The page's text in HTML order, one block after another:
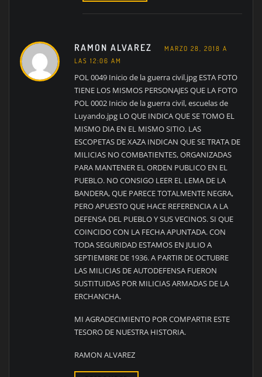
RAMON ALVAREZ
MARZO 28, 2018 A
LAS 12:06 AM
POL 0049 Inicio de la guerra civil.jpg ESTA FOTO
TIENE LOS MISMOS PERSONAJES QUE LA FOTO
POL 0002 Inicio de la guerra civil, escuelas de
Luyando.jpg LO QUE INDICA QUE SE TOMO EL
MISMO DIA EN EL MISMO SITIO. LAS
ESCOPETAS DE XAZA INDICAN QUE SE TRATA DE
MILICIAS NO COMBATIENTES, ORGANIZADAS
PARA MANTENER EL ORDEN PUBLICO EN EL
PUEBLO. NO CONSIGO LEER EL LEMA DE LA
BANDERA, QUE PARECE TOTALMENTE NEGRA,
PERO APUESTO QUE HACE REFERENCIA A LA
DEFENSA DEL PUEBLO Y SUS VECINOS. SI QUE
COINCIDO CON LA FECHA APUNTADA. CON
TODA SEGURIDAD ESTAMOS EN JULIO A
SEPTIEMBRE DE 1936. A PARTIR DE OCTUBRE
LAS MILICIAS DE AUTODEFENSA FUERON
SUSTITUIDAS POR MILICIAS ARMADAS DE LA
ERCHANCHA.
MI AGRADECIMIENTO POR COMPARTIR ESTE
TESORO DE NUESTRA HISTORIA.
RAMON ALVAREZ